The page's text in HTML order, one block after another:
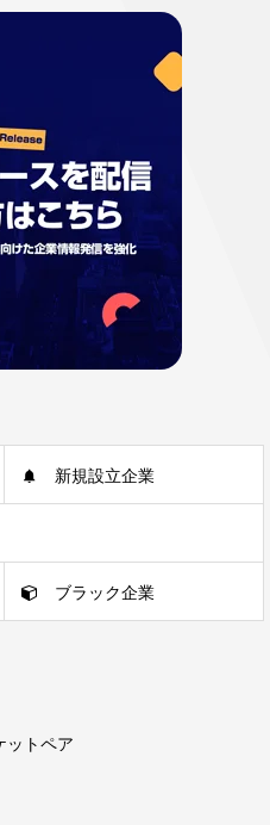
新規設立企業
ブラック企業
ットペア